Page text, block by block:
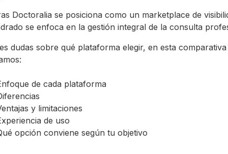
Doctoralia se posiciona como un marketplace de
se enfoca en la gestión integral de la consulta
dudas sobre qué plataforma elegir, en esta comparativa
de cada plataforma
y limitaciones
de uso
opción conviene según tu objetivo